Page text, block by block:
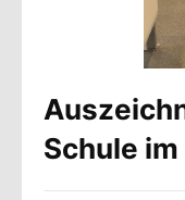
Schule